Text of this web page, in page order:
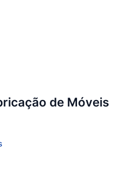
de Móveis